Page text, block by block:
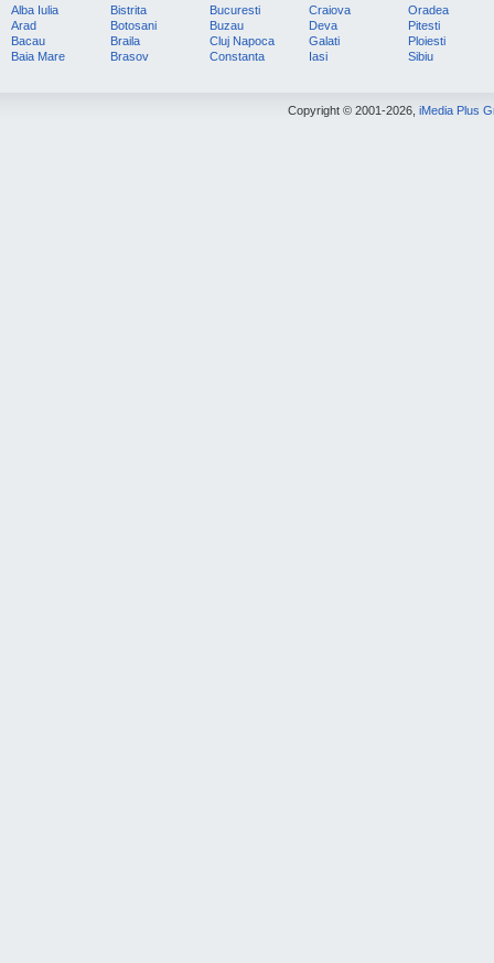
Alba Iulia
Arad
Bacau
Baia Mare
Bistrita
Botosani
Braila
Brasov
Bucuresti
Buzau
Cluj Napoca
Constanta
Craiova
Deva
Galati
Iasi
Oradea
Pitesti
Ploiesti
Sibiu
Copyright © 2001-2026, iMedia Plus